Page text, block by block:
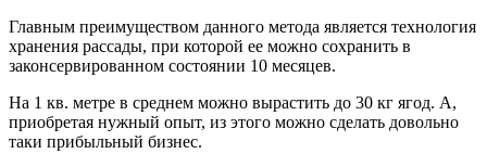
Главным преимуществом данного метода является технология
хранения рассады, при которой ее можно сохранить в
законсервированном состоянии 10 месяцев.
На 1 кв. метре в среднем можно вырастить до 30 кг ягод. А,
приобретая нужный опыт, из этого можно сделать довольно
таки прибыльный бизнес.